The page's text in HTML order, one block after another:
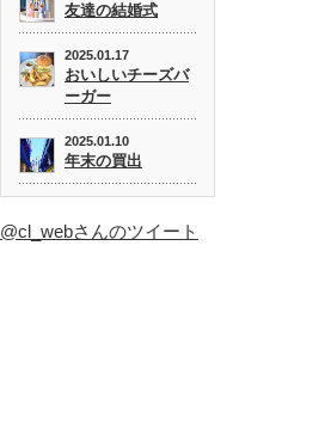
友達の結婚式
2025.01.17
おいしいチーズバ
ーガー
2025.01.10
年末の買出
@cl_webさんのツイート